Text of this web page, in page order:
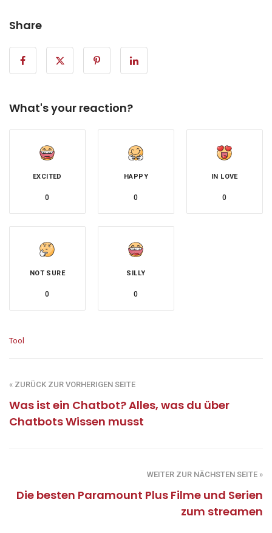
Share
What's your reaction?
EXCITED
0
HAPPY
0
IN LOVE
0
NOT SURE
0
SILLY
0
Tool
« ZURÜCK ZUR VORHERIGEN SEITE
Was ist ein Chatbot? Alles, was du über
Chatbots Wissen musst
WEITER ZUR NÄCHSTEN SEITE »
Die besten Paramount Plus Filme und Serien
zum streamen